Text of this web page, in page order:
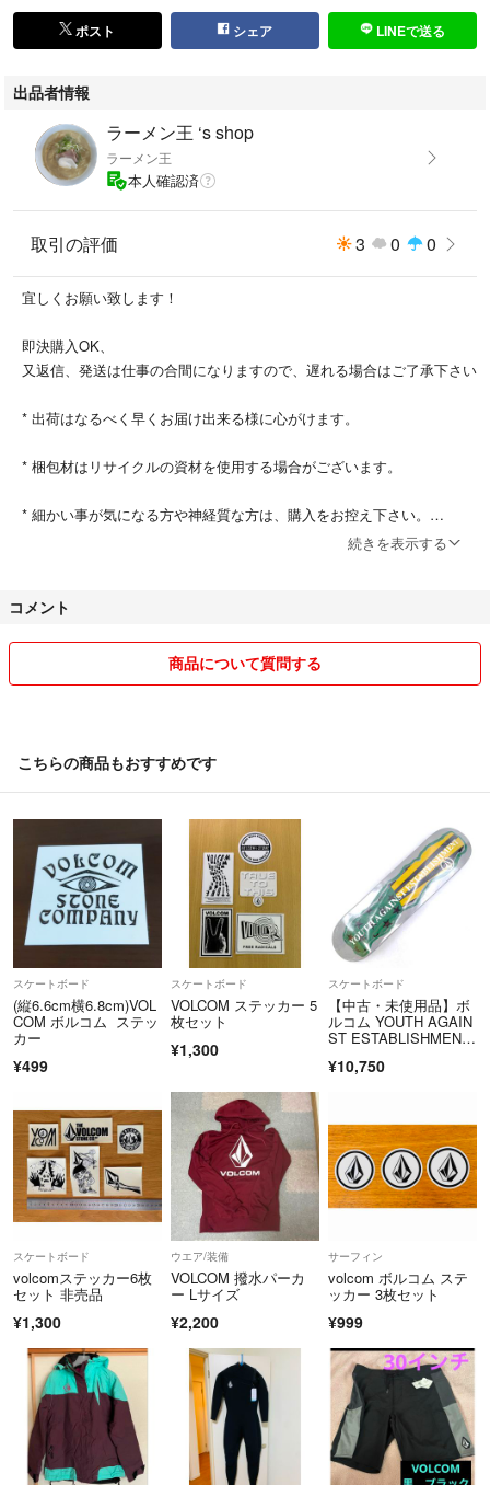
ポスト シェア LINEで送る
出品者情報
ラーメン王 ‘s shop
ラーメン王
本人確認済
取引の評価 3 0 0
宜しくお願い致します！
即決購入OK、
又返信、発送は仕事の合間になりますので、遅れる場合はご了承下さい
* 出荷はなるべく早くお届け出来る様に心がけます。
* 梱包材はリサイクルの資材を使用する場合がございます。
* 細かい事が気になる方や神経質な方は、購入をお控え下さい。
よろしくお願い致します。
続きを表示する
コメント
商品について質問する
こちらの商品もおすすめです
スケートボード
(縦6.6cm横6.8cm)VOL
COM ボルコム ステッ
カー
¥499
スケートボード
VOLCOM ステッカー 5
枚セット
¥1,300
スケートボード
【中古・未使用品】ボ
ルコム YOUTH AGAIN
ST ESTABLISHMEN
キ SIL T671700 VOLC
¥10,750
スケートボード
volcomステッカー6枚
セット 非売品
¥1,300
ウエア/装備
VOLCOM 撥水パーカ
ー Lサイズ
¥2,200
サーフィン
volcom ボルコム ステ
ッカー 3枚セット
¥999